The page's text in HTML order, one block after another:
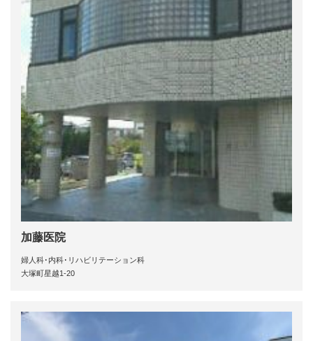
加藤医院
婦人科･内科･リハビリテーション科
大塚町星越1-20